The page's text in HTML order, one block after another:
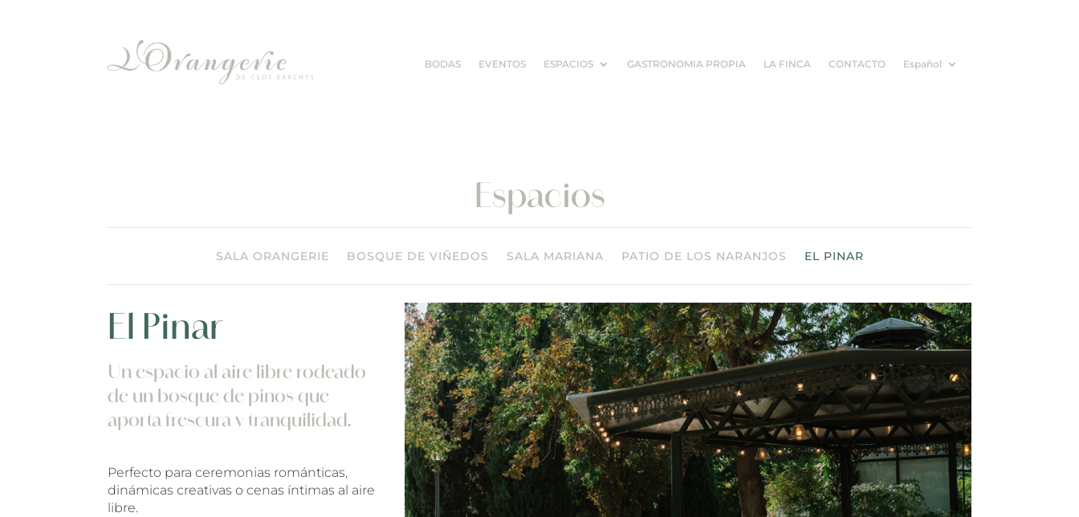
BODAS EVENTOS ESPACIOS GASTRONOMIA PROPIA LA FINCA CONTACTO Español
Espacios
SALA ORANGERIE BOSQUE DE VIÑEDOS SALA MARIANA PATIO DE LOS NARANJOS EL PINAR
El Pinar
Un espacio al aire libre rodeado
de un bosque de pinos que
aporta frescura y tranquilidad.
Perfecto para ceremonias románticas,
dinámicas creativas o cenas íntimas al aire
libre.